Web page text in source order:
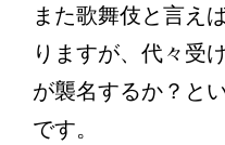
また歌舞伎と言え
りますが、代々受
が襲名するか？と
です。